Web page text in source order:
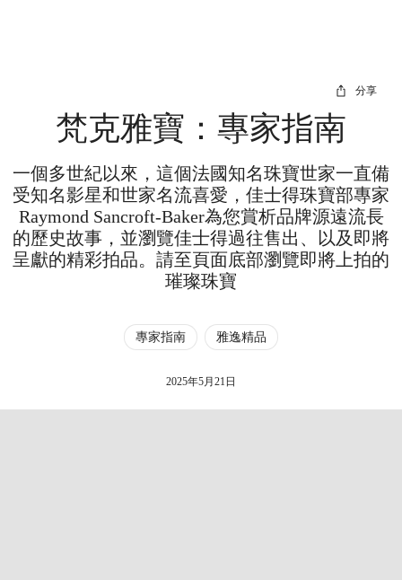
分享
梵克雅寶：專家指南
一個多世紀以來，這個法國知名珠寶世家一直備
受知名影星和世家名流喜愛，佳士得珠寶部專家
Raymond Sancroft-Baker為您賞析品牌源遠流長
的歷史故事，並瀏覽佳士得過往售出、以及即將
呈獻的精彩拍品。請至頁面底部瀏覽即將上拍的
璀璨珠寶
專家指南 雅逸精品
2025年5月21日